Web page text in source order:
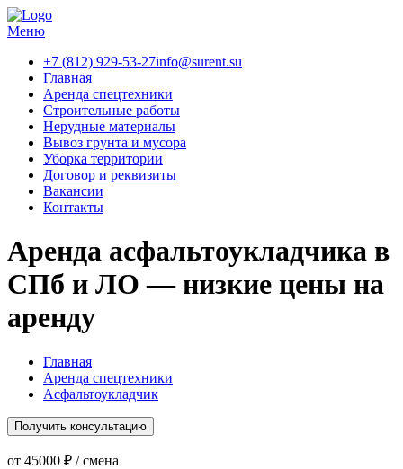
Меню
+7 (812) 929-53-27info@surent.su
Главная
Аренда спецтехники
Строительные работы
Нерудные материалы
Вывоз грунта и мусора
Уборка территории
Договор и реквизиты
Вакансии
Контакты
Аренда асфальтоукладчика в
СПб и ЛО — низкие цены на
аренду
Главная
Аренда спецтехники
Асфальтоукладчик
Получить консультацию
от 45000 ₽ / смена